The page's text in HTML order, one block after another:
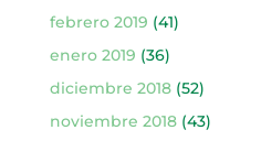
febrero 2019 (41)
enero 2019 (36)
diciembre 2018(52)
noviembre 2018(43)